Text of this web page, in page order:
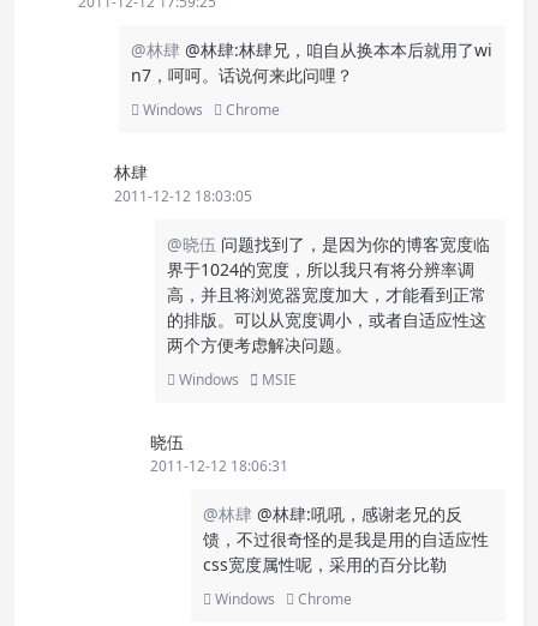
@林肆 @林肆:林肆兄，咱自从换本本后就用了wi
n7，呵呵。话说何来此问哩？
Windows Chrome
林肆
2011-12-12 18:03:05
@晓伍 问题找到了，是因为你的博客宽度临
界于1024的宽度，所以我只有将分辨率调
高，并且将浏览器宽度加大，才能看到正常
的排版。可以从宽度调小，或者自适应性这
两个方便考虑解决问题。
Windows MSIE
晓伍
2011-12-12 18:06:31
@林肆 @林肆:吼吼，感谢老兄的反
馈，不过很奇怪的是我是用的自适应性
css宽度属性呢，采用的百分比勒
Windows Chrome